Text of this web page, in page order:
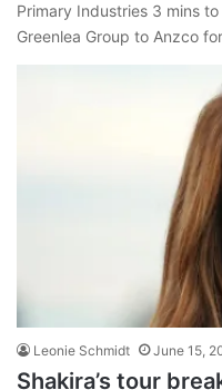
Primary Industries 3 mins
Greenlea Group to Anzco
Leonie Schmidt June 15,
Shakira’s tour